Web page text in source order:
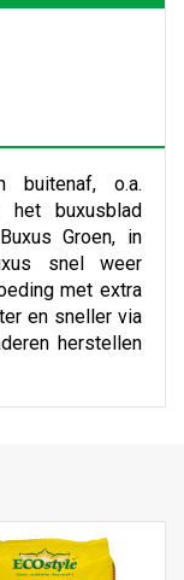
buitenaf, o.a.
buxusblad
Groen, in
snel weer
met extra
en sneller via
herstellen